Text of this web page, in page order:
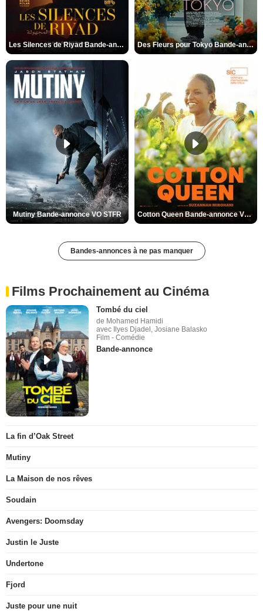
Les Silences de Riyad Bande-annonce VO STFR Des Fleurs pour Tokyo Bande-annonce VO STFR
Mutiny Bande-annonce VO STFR Cotton Queen Bande-annonce VO STFR
Bandes-annonces à ne pas manquer
Films Prochainement au Cinéma
Tombé du ciel
de Mohamed Hamidi
avec Ilyes Djadel, Josiane Balasko
Film - Comédie
Bande-annonce
La fin d’Oak Street
Mutiny
La Maison de nos rêves
Soudain
Avengers: Doomsday
Justin le Juste
Undertone
Fjord
Juste pour une nuit